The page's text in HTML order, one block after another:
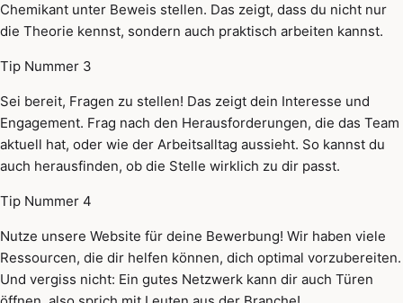
Chemikant unter Beweis stellen. Das zeigt, dass du nicht nur
die Theorie kennst, sondern auch praktisch arbeiten kannst.
Tip Nummer 3
Sei bereit, Fragen zu stellen! Das zeigt dein Interesse und
Engagement. Frag nach den Herausforderungen, die das Team
aktuell hat, oder wie der Arbeitsalltag aussieht. So kannst du
auch herausfinden, ob die Stelle wirklich zu dir passt.
Tip Nummer 4
Nutze unsere Website für deine Bewerbung! Wir haben viele
Ressourcen, die dir helfen können, dich optimal vorzubereiten.
Und vergiss nicht: Ein gutes Netzwerk kann dir auch Türen